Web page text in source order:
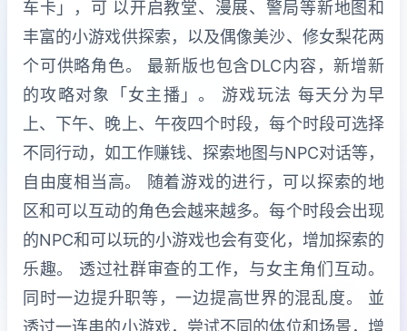
车卡」，可 以开启教堂、漫展、警局等新地图和
丰富的小游戏供探索，以及偶像美沙、修女梨花两
个可供略角色。 最新版也包含DLC内容，新增新
的攻略对象「女主播」。 游戏玩法 每天分为早
上、下午、晚上、午夜四个时段，每个时段可选择
不同行动，如工作赚钱、探索地图与NPC对话等，
自由度相当高。 随着游戏的进行，可以探索的地
区和可以互动的角色会越来越多。每个时段会出现
的NPC和可以玩的小游戏也会有变化，增加探索的
乐趣。 透过社群审查的工作，与女主角们互动。
同时一边提升职等，一边提高世界的混乱度。 並
透过一连串的小游戏，尝试不同的体位和场景，增